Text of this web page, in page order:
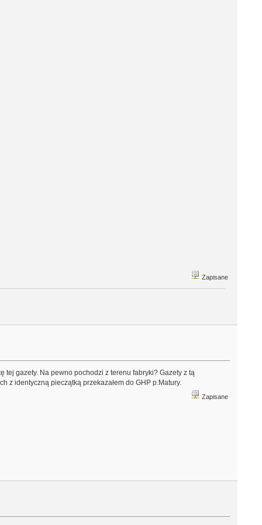
Zapisane
tej gazety. Na pewno pochodzi z terenu fabryki? Gazety z tą
z identyczną pieczątką przekazałem do GHP p.Matury.
Zapisane